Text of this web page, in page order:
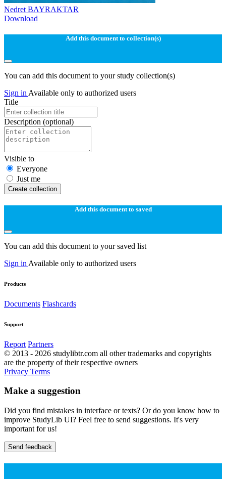
Nedret BAYRAKTAR
Download
Add this document to collection(s)
You can add this document to your study collection(s)
Sign in Available only to authorized users
Title
Description (optional)
Visible to
Everyone
Just me
Create collection
Add this document to saved
You can add this document to your saved list
Sign in Available only to authorized users
Products
Documents Flashcards
Support
Report Partners
© 2013 - 2026 studylibtr.com all other trademarks and copyrights
are the property of their respective owners
Privacy Terms
Make a suggestion
Did you find mistakes in interface or texts? Or do you know how to
improve StudyLib UI? Feel free to send suggestions. It's very
important for us!
Send feedback